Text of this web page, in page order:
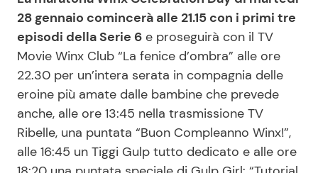
28 gennaio comincerà alle 21.15 con i primi tre
episodi della Serie 6 e proseguirà con il TV
Movie Winx Club “La fenice d’ombra” alle ore
22.30 per un’intera serata in compagnia delle
eroine più amate dalle bambine che prevede
anche, alle ore 13:45 nella trasmissione TV
Ribelle, una puntata “Buon Compleanno Winx!”,
alle 16:45 un Tiggi Gulp tutto dedicato e alle ore